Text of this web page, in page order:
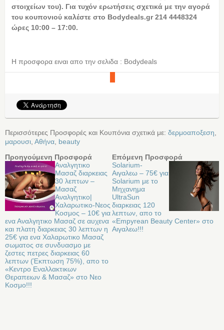
στοιχείων του). Για τυχόν ερωτήσεις σχετικά με την αγορά
του κουπονιού καλέστε στο Bodydeals.gr 214 4448324
ώρες 10:00 – 17:00.
Η προσφορα ειναι απο την σελιδα : Bodydeals
Περισσότερες Προσφορές και Κουπόνια σχετικά με: δερμοαποξεση
μαρουσι Αθήνα beauty
Προηγούμενη Προσφορά
Αναλγητικο
Μασαζ διαρκειας
30 λεπτων –
Μασαζ
Αναλγητικο|
Χαλαρωτικο-Νεος
Κοσμος – 10€ για
ενα Αναλγητικο Μασαζ σε αυχενα
και πλατη διαρκειας 30 λεπτων η
25€ για ενα Χαλαρωτικο Μασαζ
σωματος σε συνδυασμο με
ζεστες πετρες διαρκειας 60
λεπτων (Έκπτωση 75%), απο το
«Κεντρο Εναλλακτικων
Θεραπειων & Μασαζ» στο Νεο
Κοσμο!!!
Επόμενη Προσφορά
Solarium-
Αιγαλεω – 75€ για
Solarium με το
Μηχανημα
UltraSun
διαρκειας 120
λεπτων, απο το
«Empyrean Beauty Center» στο
Αιγαλεω!!!